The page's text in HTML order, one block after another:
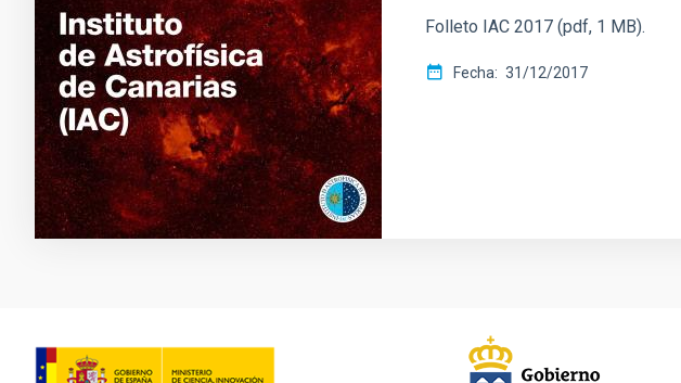
Folleto IAC 2017 (pdf, 1 MB).
Fecha 31/12/2017